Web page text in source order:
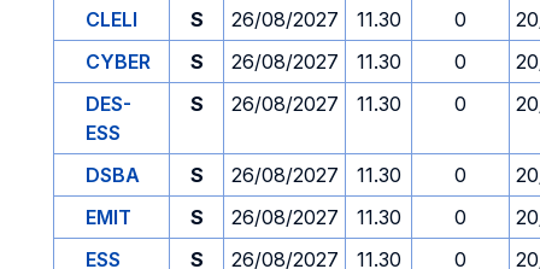
CLELI
S 26/08/2027 11.30 0
CYBER
S 26/08/2027 11.30 0
DES-
ESS
S 26/08/2027 11.30 0
DSBA S 26/08/2027 11.30 0
EMIT
S 26/08/2027 11.30 0
ESS
S 26/08/2027 11.30 0